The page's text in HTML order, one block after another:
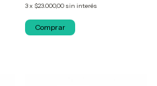
3x $23.000,00 sin interés
Comprar